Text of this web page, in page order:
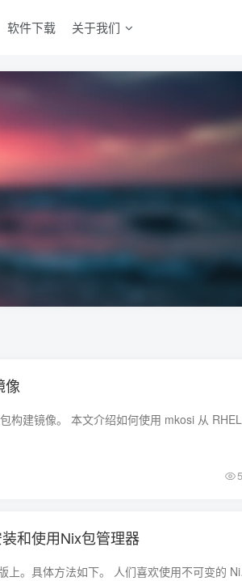
软件下载 关于我们
像
和使用Nix包管理器
Nix 软件包管理